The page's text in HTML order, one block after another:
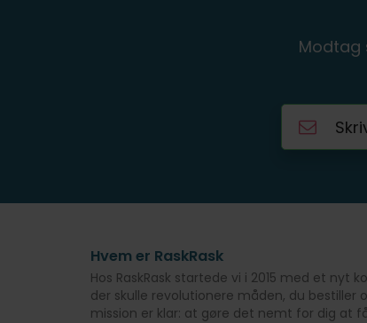
Modtag
Hvem er RaskRask
Hos RaskRask startede vi i 2015 med et nyt
der skulle revolutionere måden, du bestiller
mission er klar: at gøre det nemt for dig at